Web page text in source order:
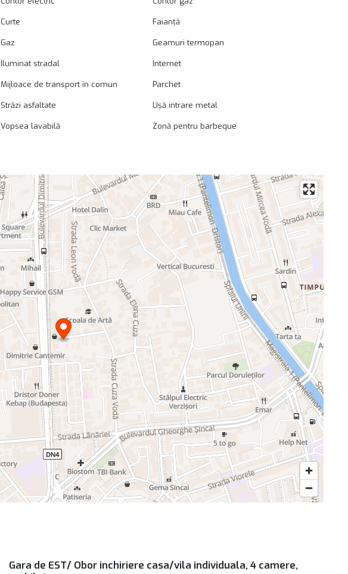
Curte Faianță
Gaz Geamuri termopan
Iluminat stradal Internet
Mijloace de transport în comun Parchet
Străzi asfaltate Ușă intrare metal
Vopsea lavabilă Zonă pentru barbeque
Gara de EST/ Obor inchiriere casa/vila individuala, 4 camere,